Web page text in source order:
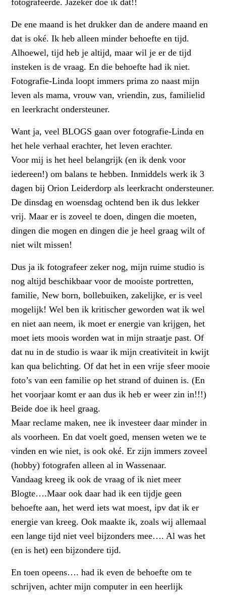
fotografeerde. Jazeker doe ik dat!!
De ene maand is het drukker dan de andere maand en
dat is oké. Ik heb alleen minder behoefte en tijd.
Alhoewel, tijd heb je altijd, maar wil je er de tijd
insteken is de vraag. En die behoefte had ik niet.
Fotografie-Linda loopt immers prima zo naast mijn
leven als mama, vrouw van, vriendin, zus, familielid
en leerkracht ondersteuner.
Want ja, veel BLOGS gaan over fotografie-Linda en
het hele verhaal erachter, het leven erachter.
Voor mij is het heel belangrijk (en ik denk voor
iedereen!) om balans te hebben. Inmiddels werk ik 3
dagen bij Orion Leiderdorp als leerkracht ondersteuner.
De dinsdag en woensdag ochtend ben ik dus lekker
vrij. Maar er is zoveel te doen, dingen die moeten,
dingen die mogen en dingen die je heel graag wilt of
niet wilt missen!
Dus ja ik fotografeer zeker nog, mijn ruime studio is
nog altijd beschikbaar voor de mooiste portretten,
familie, New born, bollebuiken, zakelijke, er is veel
mogelijk! Wel ben ik kritischer geworden wat ik wel
en niet aan neem, ik moet er energie van krijgen, het
moet iets moois worden wat in mijn straatje past. Of
dat nu in de studio is waar ik mijn creativiteit in kwijt
kan qua belichting. Of dat het in een vrije sfeer mooie
foto’s van een familie op het strand of duinen is. (En
het voorjaar komt er aan dus ik heb er weer zin in!!!)
Beide doe ik heel graag.
Maar reclame maken, nee ik investeer daar minder in
als voorheen. En dat voelt goed, mensen weten we te
vinden en wie niet, is ook oké. Er zijn immers zoveel
(hobby) fotografen alleen al in Wassenaar.
Vandaag kreeg ik ook de vraag of ik niet meer
Blogte….Maar ook daar had ik een tijdje geen
behoefte aan, het werd iets wat moest, ipv dat ik er
energie van kreeg. Ook maakte ik, zoals wij allemaal
een lange tijd niet veel bijzonders mee…. Al was het
(en is het) een bijzondere tijd.
En toen opeens…. had ik even de behoefte om te
schrijven, achter mijn computer in een heerlijk